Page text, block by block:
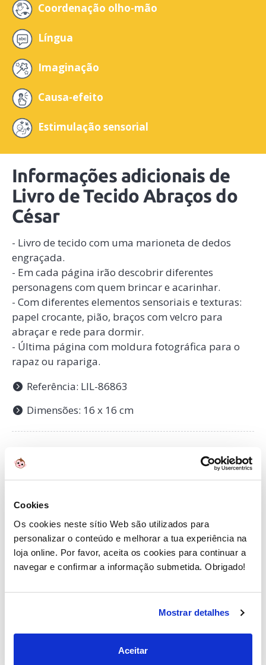
Cookies
Os cookies neste sítio Web são utilizados para
personalizar o conteúdo e melhorar a tua experiência na
loja online. Por favor, aceita os cookies para continuar a
navegar e confirmar a informação submetida. Obrigado!
Mostrar detalhes
Aceitar
Coordenação olho-mão
Língua
Imaginação
Causa-efeito
Estimulação sensorial
Informações adicionais de
Livro de Tecido Abraços do
César
- Livro de tecido com uma marioneta de dedos
engraçada.
- Em cada página irão descobrir diferentes
personagens com quem brincar e acarinhar.
- Com diferentes elementos sensoriais e texturas:
papel crocante, pião, braços com velcro para
abraçar e rede para dormir.
- Última página com moldura fotográfica para o
rapaz ou rapariga.
Referência: LIL-86863
Dimensões: 16 x 16 cm
SobreLilliputiens
Lilliputiens oferece uma colecção original de jogos,
brinquedos e peluches com cores contemporâneas,
formas atractivas e materiais muito macios para
a educação e o design.
Encontra semelhantes em: